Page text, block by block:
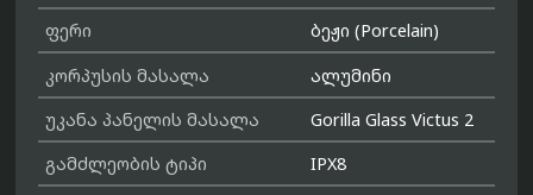
ფერი
ბეჟი (Porcelain)
კორპუსის მასალა
ალუმინი
უკანა პანელის მასალა
Gorilla Glass Victus 2
გამძლეობის ტიპი
IPX8